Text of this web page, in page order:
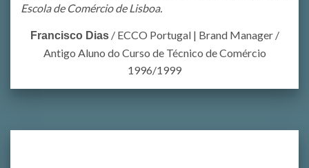
Escola de Comércio de Lisboa.
Francisco Dias / ECCO Portugal | Brand Manager /
Antigo Aluno do Curso de Técnico de Comércio
1996/1999